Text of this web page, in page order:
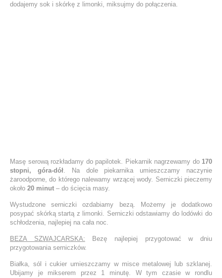
dodajemy sok i skórkę z limonki, miksujmy do połączenia.
Masę serową rozkładamy do papilotek. Piekarnik nagrzewamy do170
stopni, góra-dół. Na dole piekarnika umieszczamy naczynie
żaroodporne, do którego nalewamy wrzącej wody. Serniczki pieczemy
około 20 minut – do ścięcia masy.
Wystudzone serniczki ozdabiamy bezą. Możemy je dodatkowo
posypać skórką startą z limonki. Serniczki odstawiamy do lodówki do
schłodzenia, najlepiej na cała noc.
BEZA SZWAJCARSKA: Bezę najlepiej przygotować w dniu
przygotowania serniczków.
Białka, sól i cukier umieszczamy w misce metalowej lub szklanej.
Ubijamy je mikserem przez 1 minutę. W tym czasie w rondlu